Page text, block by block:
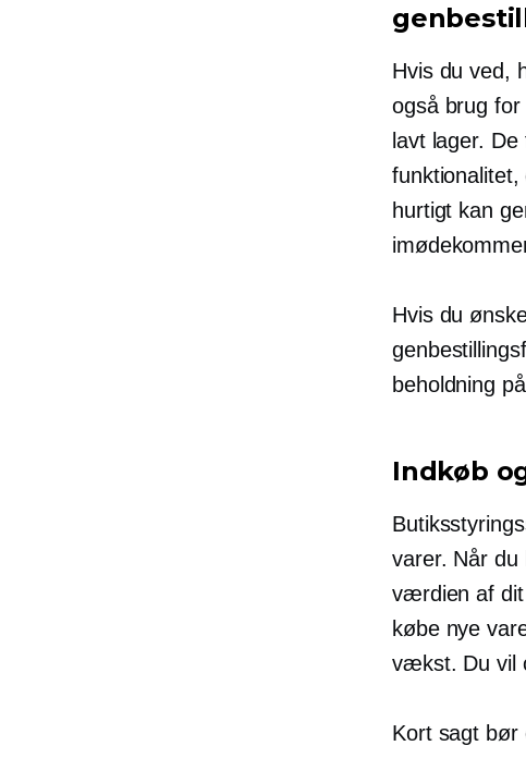
Hvis du ved,
også brug for
lavt lager.
hurtigt kan
Hvis du
beholdning
Indkøb
varer. Når du
værdien af
købe nye
vækst. Du vil
Kort sagt bør